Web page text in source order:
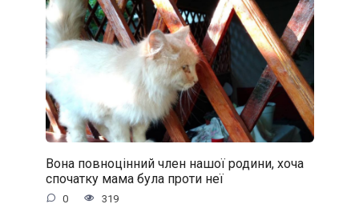
Вона повноцінний член нашої родини, хоча
спочатку мама була проти неї
0 319